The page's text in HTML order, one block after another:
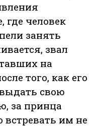
где человек
занять
звал
на
того, как его
свою
за принца
встревать им не